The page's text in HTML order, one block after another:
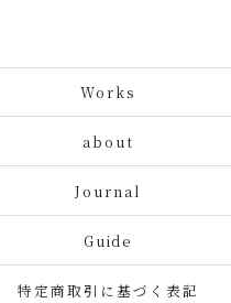
Works
about
Journal
Guide
特定商取引に基づく表記